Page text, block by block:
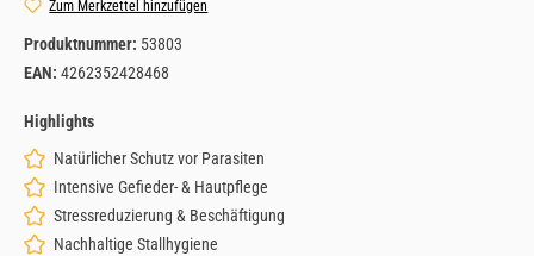
Zum Merkzettel hinzufügen
Produktnummer: 53803
EAN: 4262352428468
Highlights
Natürlicher Schutz vor Parasiten
Intensive Gefieder- & Hautpflege
Stressreduzierung & Beschäftigung
Nachhaltige Stallhygiene